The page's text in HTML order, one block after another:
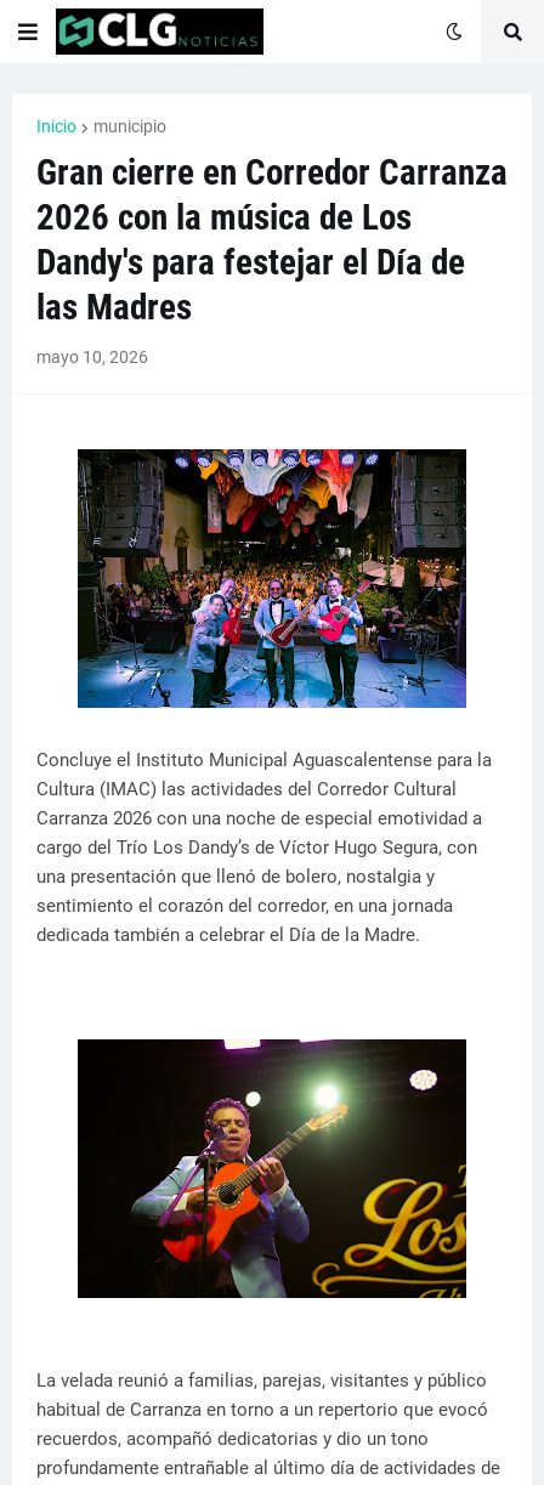
Inicio municipio
Gran cierre en Corredor Carranza
2026 con la música de Los
Dandy's para festejar el Día de
las Madres
mayo 10, 2026
Concluye el Instituto Municipal Aguascalentense para la
Cultura (IMAC) las actividades del Corredor Cultural
Carranza 2026 con una noche de especial emotividad a
cargo del Trío Los Dandy’s de Víctor Hugo Segura, con
una presentación que llenó de bolero, nostalgia y
sentimiento el corazón del corredor, en una jornada
dedicada también a celebrar el Día de la Madre.
La velada reunió a familias, parejas, visitantes y público
habitual de Carranza en torno a un repertorio que evocó
recuerdos, acompañó dedicatorias y dio un tono
profundamente entrañable al último día de actividades de